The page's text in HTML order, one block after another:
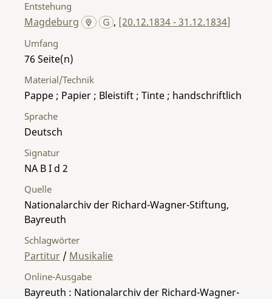
Entstehung
Magdeburg , [20.12.1834 - 31.12.1834]
Umfang
76
Material/Technik
Pappe ; Papier ; Bleistift ; Tinte ; handschriftlich
Sprache
Deutsch
Signatur
NA B I d 2
Quelle
Nationalarchiv der Richard-Wagner-Stiftung,
Bayreuth
Schlagwörter
Partitur / Musikalie
Online-Ausgabe
Bayreuth : Nationalarchiv der Richard-Wagner-